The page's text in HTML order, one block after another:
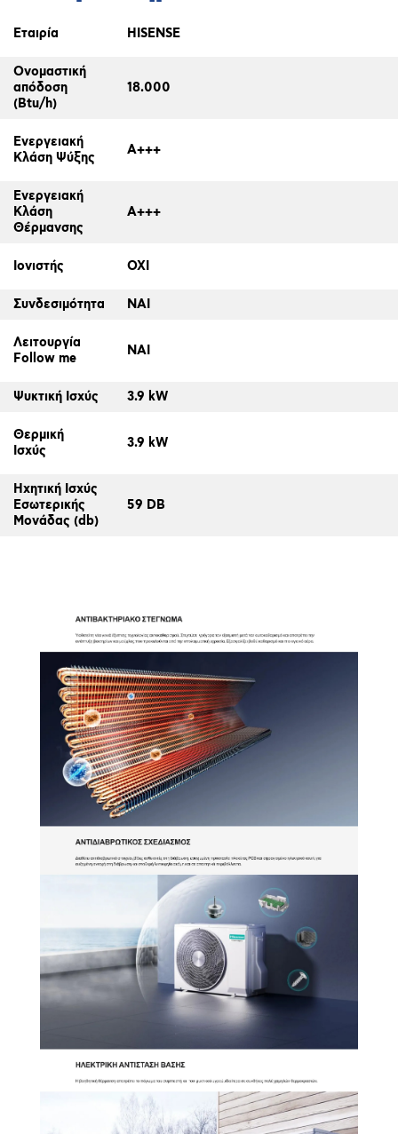
Εταιρία HISENSE
Ονομαστική
απόδοση
(Btu/h)
18.000
Ενεργειακή
Κλάση Ψύξης
A+++
Ενεργειακή
Κλάση
Θέρμανσης
A+++
Ιονιστής ΟΧΙ
Συνδεσιμότητα ΝΑΙ
Λειτουργία
Follow me
ΝΑΙ
Ψυκτική Ισχύς 3.9 kW
Θερμική
Ισχύς
3.9 kW
Ηχητική Ισχύς
Εσωτερικής
Μονάδας (db)
59 DB